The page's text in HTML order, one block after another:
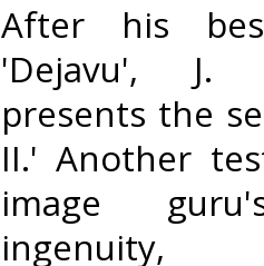
‎After his
'Dejavu', J.
presents the
II.' Another
image
ingenuity,